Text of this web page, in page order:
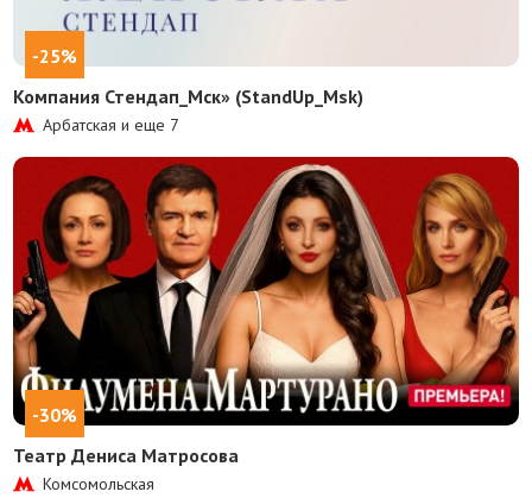
-25%
Компания Стендап_Мск» (StandUp_Msk)
Арбатская и еще 7
-30%
Театр Дениса Матросова
Комсомольская